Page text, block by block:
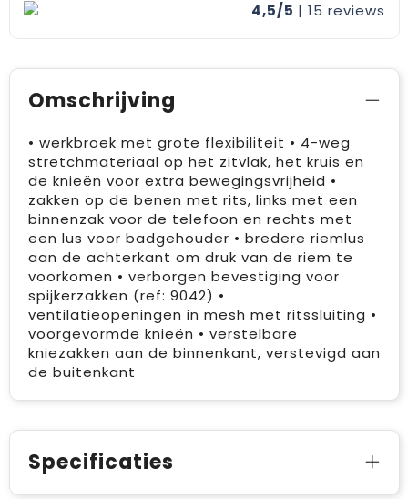
4,5/5 | 15 reviews
Omschrijving
• werkbroek met grote flexibiliteit • 4-weg
stretchmateriaal op het zitvlak, het kruis en
de knieën voor extra bewegingsvrijheid •
zakken op de benen met rits, links met een
binnenzak voor de telefoon en rechts met
een lus voor badgehouder • bredere riemlus
aan de achterkant om druk van de riem te
voorkomen • verborgen bevestiging voor
spijkerzakken (ref: 9042) •
ventilatieopeningen in mesh met ritssluiting •
voorgevormde knieën • verstelbare
kniezakken aan de binnenkant, verstevigd aan
de buitenkant
Specificaties